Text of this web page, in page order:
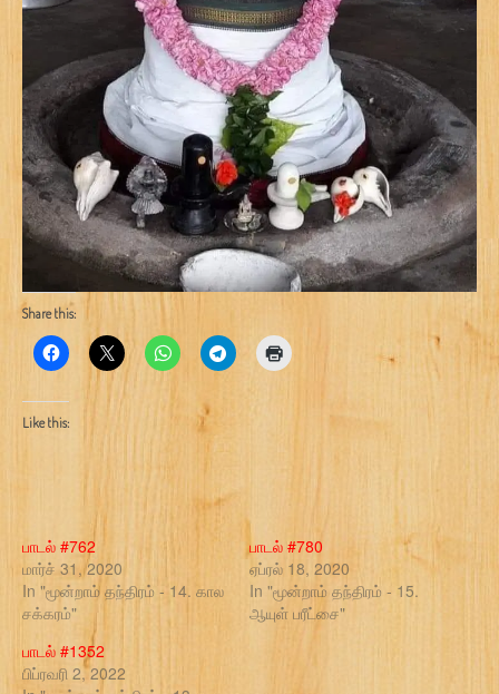
Share this:
Like this:
பாடல் #762
மார்ச் 31, 2020
In "மூன்றாம் தந்திரம் - 14. கால
சக்கரம்"
பாடல் #780
ஏப்ரல் 18, 2020
In "மூன்றாம் தந்திரம் - 15.
ஆயுள் பரீட்சை"
பாடல் #1352
பிப்ரவரி 2, 2022